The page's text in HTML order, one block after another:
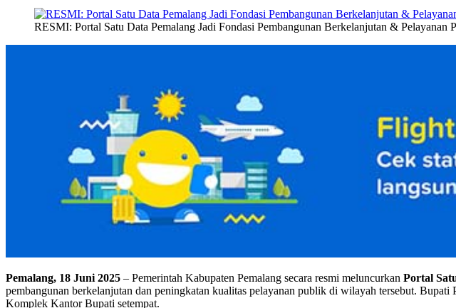
RESMI: Portal Satu Data Pemalang Jadi Fondasi Pembangunan Berkelanjutan &
Pemalang, 18 Juni 2025 – Pemerintah Kabupaten Pemalang secara resmi meluncurkan Portal
pembangunan berkelanjutan dan peningkatan kualitas pelayanan publik di wilayah tersebut.
Komplek Kantor Bupati setempat.